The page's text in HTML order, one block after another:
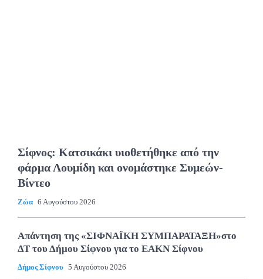
Σίφνος: Κατσικάκι υιοθετήθηκε από την
φάρμα Λουμίδη και ονομάστηκε Συμεών-
Βίντεο
Ζώα 6 Αυγούστου 2026
Απάντηση της «ΣΙΦΝΑΪΚΗ ΣΥΜΠΑΡΑΤΑΞΗ»στο
ΔΤ του Δήμου Σίφνου για το ΕΑΚΝ Σίφνου
Δήμος Σίφνου 5 Αυγούστου 2026